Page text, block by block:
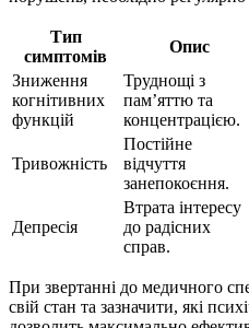
Тип
симптомів
Опис
Зниження
когнітивних
функцій
Труднощі з
пам’яттю та
концентрацією.
Тривожність
Постійне
відчуття
занепокоєння.
Депресія
Втрата інтересу
до радісних
справ.
При звертанні до медичного
свій стан та зазначити, які